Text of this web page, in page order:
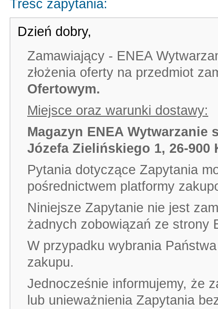
Treść zapytania:
Dzień dobry,
Zamawiający - ENEA
złożenia oferty na przedmiot
Ofertowym.
Miejsce oraz warunki dostawy:
Magazyn ENEA
Józefa Zielińskiego 1, 26-900
Pytania dotyczące Zapytania
pośrednictwem platformy
Niniejsze Zapytanie nie jest
żadnych zobowiązań ze strony
W przypadku wybrania
zakupu.
Jednocześnie informujemy, że
lub unieważnienia Zapytania